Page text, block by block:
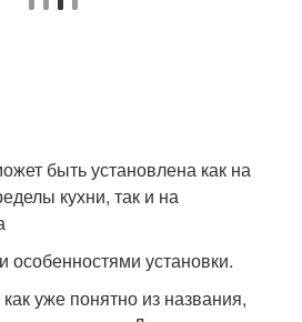
быть установлена как на
кухни, так и на
особенностями установки.
уже понятно из названия,